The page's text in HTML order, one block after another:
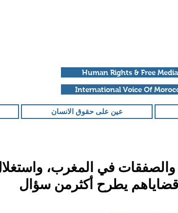
Human Rights & Free Media
International Voice Of
عين على حقوق الانسان
والصفقات في المغرب،
قضاياهم يطرح أكثرمن سؤال